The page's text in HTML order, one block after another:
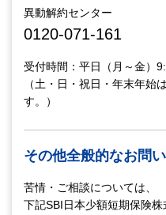
異動解約センター
0120-071-161
受付時間：平日（月～金）
（土・日・祝日・年末年始
す。）
その他全般的なお問
苦情・ご相談については、
下記SBI日本少額短期保険株